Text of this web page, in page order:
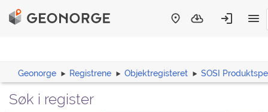
Geonorge Registrene Objektregisteret SOSI
Søk i register